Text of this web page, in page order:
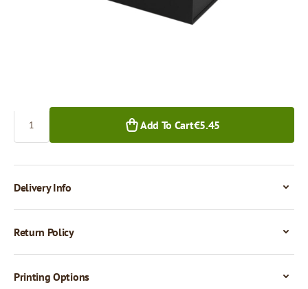
€4.84
Quantity
Add To Cart€5.45
Delivery Info
Return Policy
Printing Options